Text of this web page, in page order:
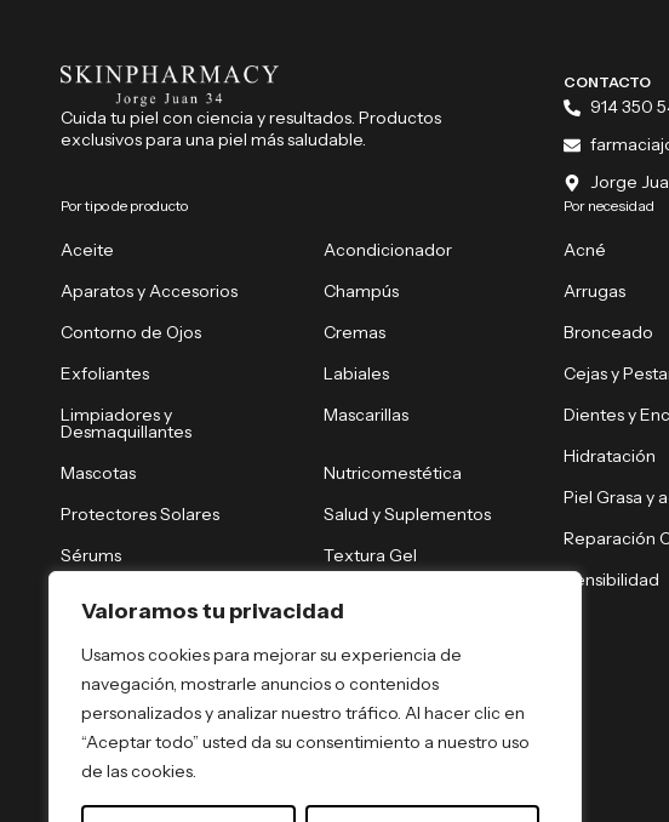
Valoramos tu privacidad
Usamos cookies para mejorar su experiencia de
navegación, mostrarle anuncios o contenidos
personalizados y analizar nuestro tráfico. Al hacer clic en
“Aceptar todo” usted da su consentimiento a nuestro uso
de las cookies.
Cuida tu piel con ciencia y resultados. Productos
exclusivos para una piel más saludable.
CONTACTO
914 350
Jorge
Por tipo de producto
Aceite
Acondicionador
Aparatos y Accesorios
Champús
Contorno de Ojos
Cremas
Exfoliantes
Labiales
Limpiadores y
Desmaquillantes
Mascarillas
Mascotas
Nutricomestética
Protectores Solares
Salud y Suplementos
Sérums
Textura Gel
Por necesidad
Acné
Arrugas
Bronceado
Cejas y
Dientes y
Hidratación
Piel Grasa y
Reparación
Sensibilidad